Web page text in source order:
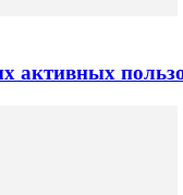
активных